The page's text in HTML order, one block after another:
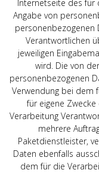
Internetseite des für
Angabe von
personenbezogenen
Verantwortlichen
jeweiligen
wird. Die von
personenbezogenen
Verwendung bei dem
für eigene
Verarbeitung
mehrere
Paketdienstleister,
Daten ebenfalls
dem für die